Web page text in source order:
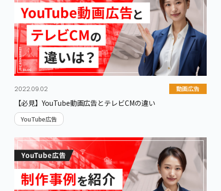
2022.09.02 動画広告
【必見】YouTube動画広告とテレビCMの違い
YouTube広告